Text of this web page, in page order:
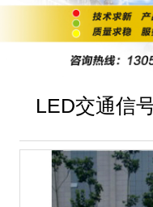
LED交通信